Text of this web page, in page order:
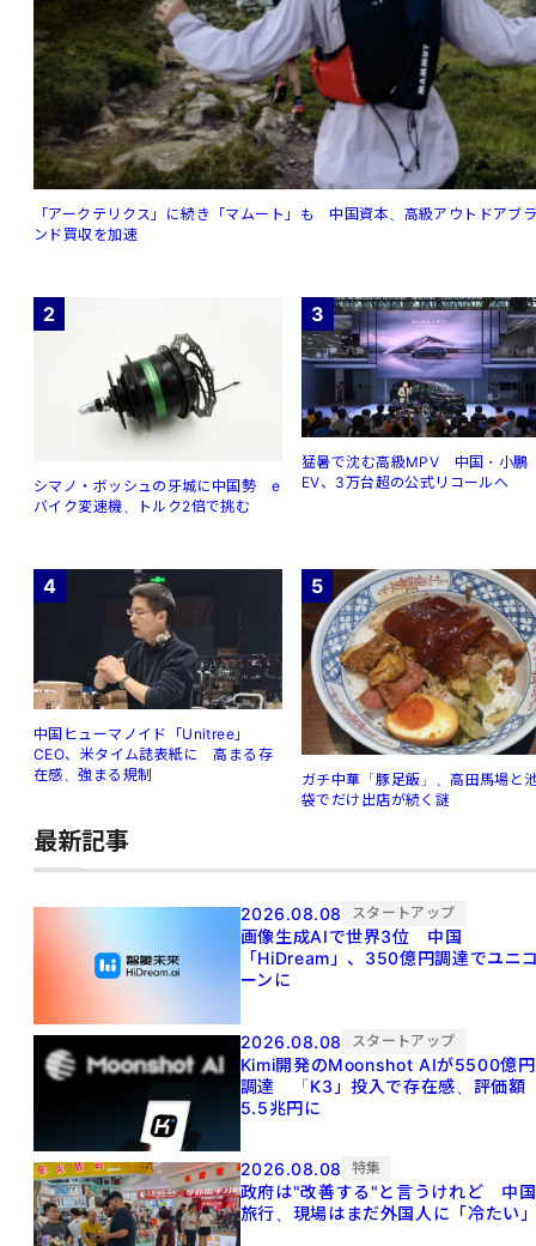
「アークテリクス」に続き「マムート」も 中国資本、高級アウトドアブ
ンド買収を加速
2
シマノ・ボッシュの牙城に中国勢 e
バイク変速機、トルク2倍で挑む
3
猛暑で沈む高級MPV 中国・小鵬
EV、3万台超の公式リコールへ
4
中国ヒューマノイド「Unitree」
CEO、米タイム誌表紙に 高まる存
在感、強まる規制
5
ガチ中華「豚足飯」、高田馬場と
袋でだけ出店が続く謎
最新記事
2026.08.08 スタートアップ
画像生成AIで世界3位 中国
「HiDream」、350億円調達でユニ
ーンに
2026.08.08 スタートアップ
Kimi開発のMoonshot AIが5500億円
調達 「K3」投入で存在感、評価額
5.5兆円に
2026.08.08 特集
政府は"改善する"と言うけれど 中国
旅行、現場はまだ外国人に「冷たい